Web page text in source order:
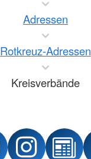
Adressen
Rotkreuz-Adressen
Kreisverbände